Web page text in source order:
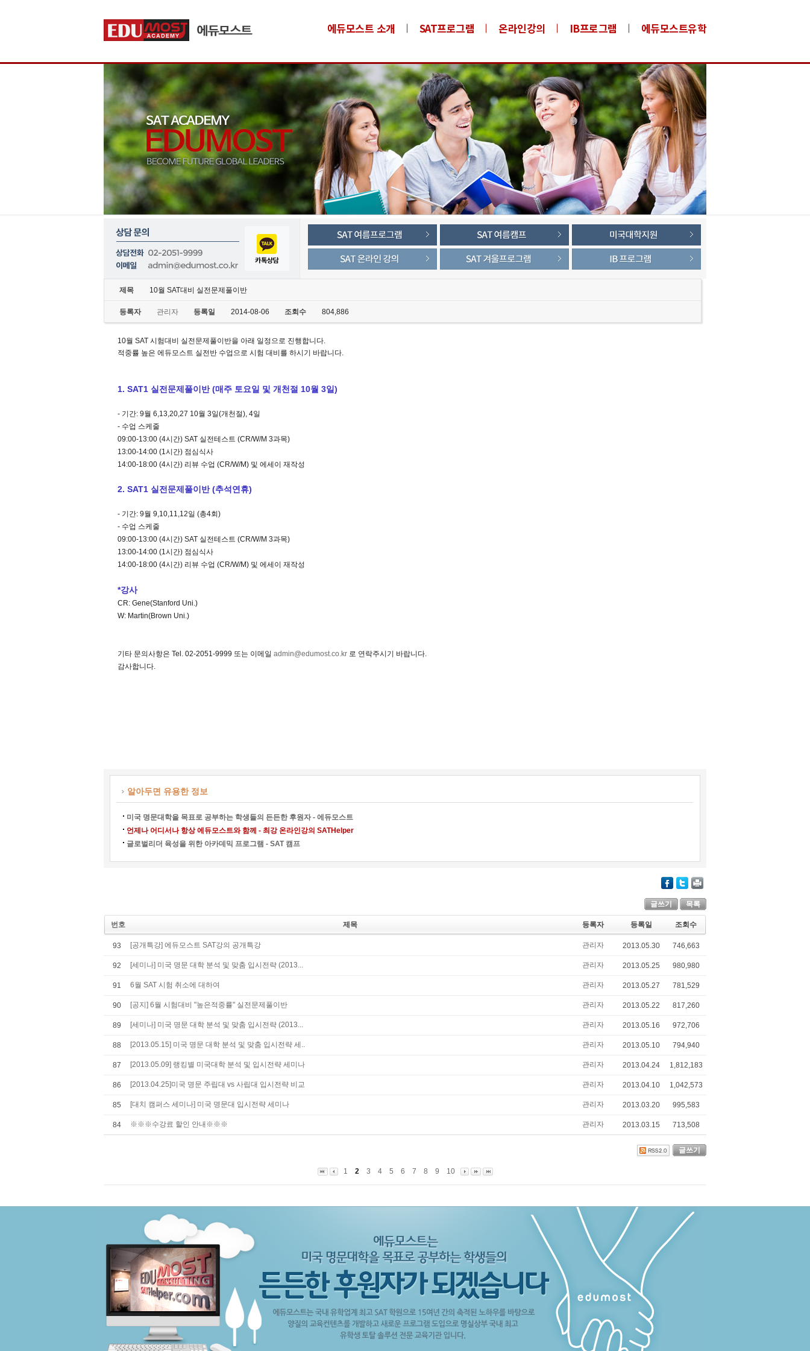
에듀모스트 소개 SAT프로그램 온라인강의 IB프로그램 에듀모스트유학
제목 10월 SAT대비 실전문제풀이반
등록자 관리자 등록일 2014-08-06 조회수 804,886
10월 SAT 시험대비 실전문제풀이반을 아래 일정으로 진행합니다.
적중률 높은 에듀모스트 실전반 수업으로 시험 대비를 하시기 바랍니다.
1. SAT1 실전문제풀이반 (매주 토요일 및 개천절 10월 3일)
- 기간: 9월 6,13,20,27 10월 3일(개천절), 4일
- 수업 스케줄
09:00-13:00 (4시간) SAT 실전테스트 (CR/W/M 3과목)
13:00-14:00 (1시간) 점심식사
14:00-18:00 (4시간) 리뷰 수업 (CR/W/M) 및 에세이 재작성
2. SAT1 실전문제풀이반 (추석연휴)
- 기간: 9월 9,10,11,12일 (총4회)
- 수업 스케줄
09:00-13:00 (4시간) SAT 실전테스트 (CR/W/M 3과목)
13:00-14:00 (1시간) 점심식사
14:00-18:00 (4시간) 리뷰 수업 (CR/W/M) 및 에세이 재작성
*강사
CR: Gene(Stanford Uni.)
W: Martin(Brown Uni.)
기타 문의사항은 Tel. 02-2051-9999 또는 이메일 admin@edumost.co.kr 로 연락주시기 바랍니다.
감사합니다.
알아두면 유용한 정보
미국 명문대학을 목표로 공부하는 학생들의 든든한 후원자 - 에듀모스트
언제나 어디서나 항상 에듀모스트와 함께 - 최강 온라인강의 SATHelper
글로벌리더 육성을 위한 아카데믹 프로그램 - SAT 캠프
글쓰기 목록
번호 제목 등록자 등록일 조회수
93 [공개특강] 에듀모스트 SAT강의 공개특강 관리자 2013.05.30 746,663
92 [세미나] 미국 명문 대학 분석 및 맞춤 입시전략 (2013... 관리자 2013.05.25 980,980
91 6월 SAT 시험 취소에 대하여 관리자 2013.05.27 781,529
90 [공지] 6월 시험대비 "높은적중률" 실전문제풀이반 관리자 2013.05.22 817,260
89 [세미나] 미국 명문 대학 분석 및 맞춤 입시전략 (2013... 관리자 2013.05.16 972,706
88 [2013.05.15] 미국 명문 대학 분석 및 맞춤 입시전략 세.. 관리자 2013.05.10 794,940
87 [2013.05.09] 랭킹별 미국대학 분석 및 입시전략 세미나 관리자 2013.04.24 1,812,183
86 [2013.04.25]미국 명문 주립대 vs 사립대 입시전략 비교 관리자 2013.04.10 1,042,573
85 [대치 캠퍼스 세미나] 미국 명문대 입시전략 세미나 관리자 2013.03.20 995,583
84 ※※※수강료 할인 안내※※※ 관리자 2013.03.15 713,508
글쓰기
1 2 3 4 5 6 7 8 9 10